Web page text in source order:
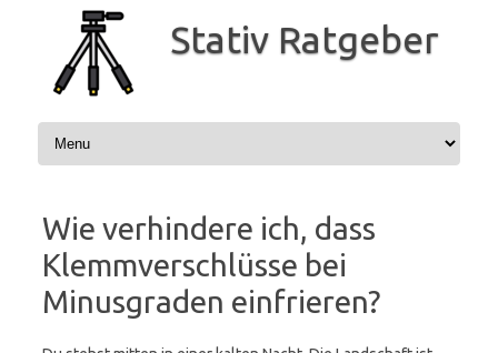
springen
Stativ Ratgeber
Wie verhindere ich, dass
Klemmverschlüsse bei
Minusgraden einfrieren?